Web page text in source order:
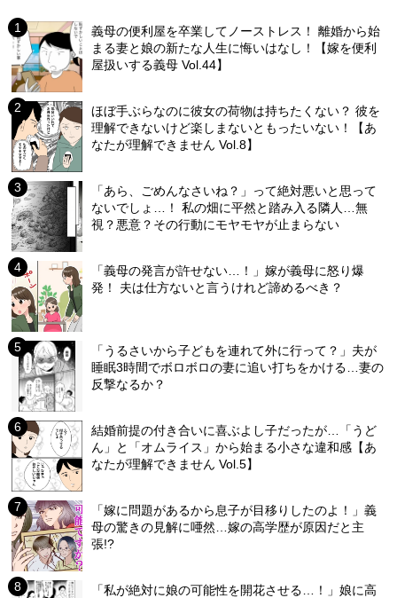
義母の便利屋を卒業してノーストレス！ 離婚から始
まる妻と娘の新たな人生に悔いはなし！【嫁を便利
屋扱いする義母 Vol.44】
ほぼ手ぶらなのに彼女の荷物は持ちたくない？ 彼を
理解できないけど楽しまないともったいない！【あ
なたが理解できません Vol.8】
「あら、ごめんなさいね？」って絶対悪いと思って
ないでしょ…！ 私の畑に平然と踏み入る隣人…無
視？悪意？その行動にモヤモヤが止まらない
「義母の発言が許せない…！」嫁が義母に怒り爆
発！ 夫は仕方ないと言うけれど諦めるべき？
「うるさいから子どもを連れて外に行って？」夫が
睡眠3時間でボロボロの妻に追い打ちをかける…妻の
反撃なるか？
結婚前提の付き合いに喜ぶよし子だったが…「うど
ん」と「オムライス」から始まる小さな違和感【あ
なたが理解できません Vol.5】
「嫁に問題があるから息子が目移りしたのよ！」義
母の驚きの見解に唖然…嫁の高学歴が原因だと主
張!?
「私が絶対に娘の可能性を開花させる…！」娘に高